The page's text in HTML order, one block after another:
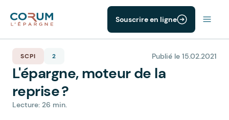
Souscrire en ligne
SCPI 2 Publié le 15.02.2021
L'épargne, moteur de la
reprise ?
Lecture: 26 min.